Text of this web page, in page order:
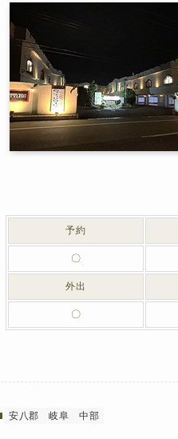
予約
〇
外出
〇
安八郡 岐阜 中部